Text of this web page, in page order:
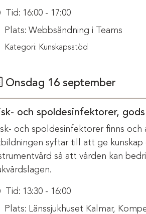
Tid: 16:00 - 17:00
Plats: Webbsändning i Teams
Kategori: Kunskapsstöd
Onsdag 16 september
och spoldesinfektorer,
och spoldesinfektorer finns och
syftar till att ge
så att vården kan
Tid: 13:30 - 16:00
Plats: Länssjukhuset Kalmar,